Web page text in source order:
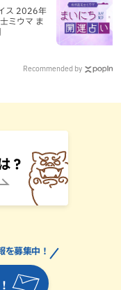
ス 2026年
ミウマ ま
Recommended by
を募集中！